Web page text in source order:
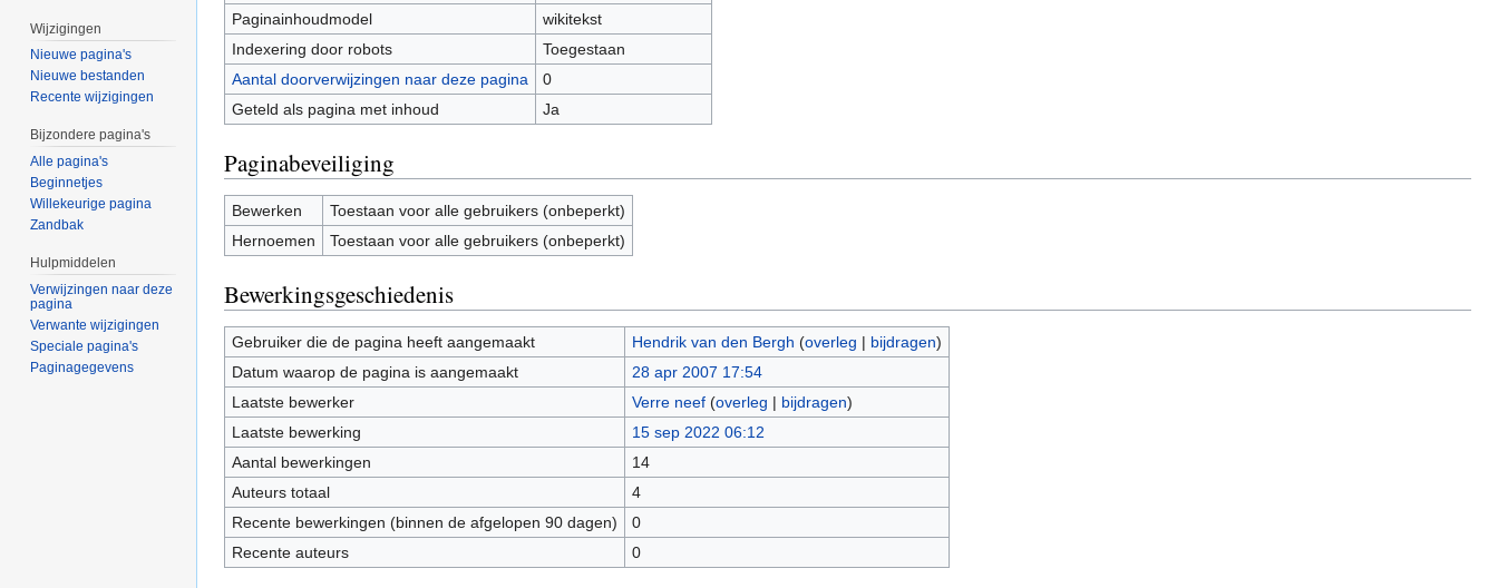
Paginainhoudmodel
wikitekst
Indexering door robots
Toegestaan
Aantal doorverwijzingen naar deze pagina
0
Geteld als pagina met inhoud
Ja
Paginabeveiliging
Bewerken
Toestaan voor alle gebruikers (onbeperkt)
Hernoemen
Toestaan voor alle gebruikers (onbeperkt)
Bewerkingsgeschiedenis
Gebruiker die de pagina heeft aangemaakt Hendrik van den Bergh (overleg | bijdragen)
Datum waarop de pagina is aangemaakt
28 apr 2007 17:54
Laatste bewerker
Verre neef (overleg | bijdragen)
Laatste bewerking
15 sep 2022 06:12
Aantal bewerkingen
14
Auteurs totaal
4
Recente bewerkingen (binnen de afgelopen 90 dagen)
0
Recente auteurs
0
Wijzigingen
Nieuwe pagina's
Nieuwe bestanden
Recente wijzigingen
Bijzondere pagina's
Alle pagina's
Beginnetjes
Willekeurige pagina
Zandbak
Hulpmiddelen
Verwijzingen naar deze
pagina
Verwante wijzigingen
Speciale pagina's
Paginagegevens